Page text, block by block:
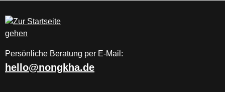
Persönliche Beratung per E-Mail:
hello@nongkha.de